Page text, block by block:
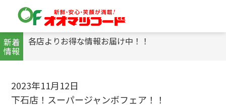
新着
情報
各店よりお得な情報お届け中！！
2023年11月12日
下石店！スーパージャンボフェア！！